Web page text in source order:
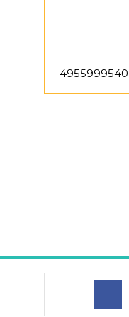
4955999540